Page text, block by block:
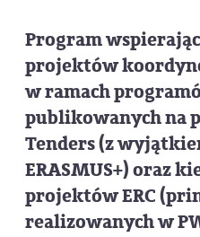
Program
projektów
w ramach
publikowanych na
Tenders (z
ERASMUS+) oraz
projektów ERC
realizowanych w